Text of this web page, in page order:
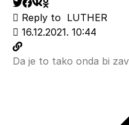
Reply to LUTHER
16.12.2021. 10:44
Da je to tako onda bi